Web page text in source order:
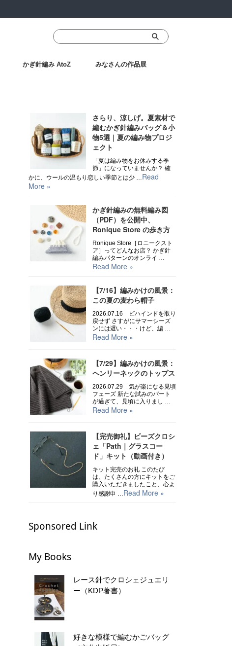
かぎ針編み AtoZ みなさんの作品展
さらり、涼しげ。夏素材で
編むかぎ針編みバッグ＆小
物5選｜夏の編み物プロジ
ェクト
「夏は編み物をお休みする季
節」になっていませんか？ 確
かに、ウールの温もり恋しい季節とは少 …Read
More »
かぎ針編みの無料編み図
（PDF）を公開中、
Ronique Store の歩き方
Ronique Store［ロニークスト
ア］ってどんなお店？ かぎ針
編みパターンのオンライ …
Read More »
【7/16】編みかけの風景：
この夏の麦わら帽子
2026.07.16 ビハインドを取り
戻せず さすがにサマーシーズ
ンには遅い・・・けど、編 …
Read More »
【7/29】編みかけの風景：
ヘンリーネックのトップス
2026.07.29 気が楽になる見頃
フェーズ 新たな試みのパート
が過ぎて、見頃に入りまし …
Read More »
【完売御礼】ビーズクロシ
ェ「Path｜グラスコー
ド」キット（動画付き）
キット完売のお礼 このたび
は、たくさんの方にキットをご
購入いただきましたこと、心よ
り感謝申 …Read More »
Sponsored Link
My Books
レース針でクロシェジュエリ
ー（KDP著書）
好きな模様で編むかごバッグ